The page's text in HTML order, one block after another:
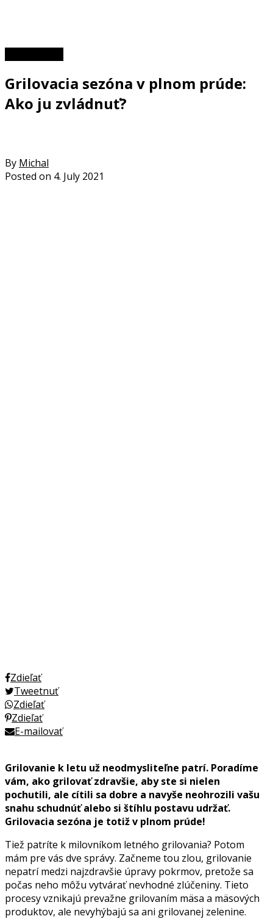
Grilovacia sezóna v plnom prúde:
Ako ju zvládnuť?
By Michal
Posted on 4. July 2021
Zdieľať
Tweetnuť
Zdieľať
Zdieľať
E-mailovať
Grilovanie k letu už neodmysliteľne patrí. Poradíme
vám, ako grilovať zdravšie, aby ste si nielen
pochutili, ale cítili sa dobre a navyše neohrozili vašu
snahu schudnúť alebo si štíhlu postavu udržať.
Grilovacia sezóna je totiž v plnom prúde!
Tiež patríte k milovníkom letného grilovania? Potom
mám pre vás dve správy. Začneme tou zlou, grilovanie
nepatrí medzi najzdravšie úpravy pokrmov, pretože sa
počas neho môžu vytvárať nevhodné zlúčeniny. Tieto
procesy vznikajú prevažne grilovaním mäsa a mäsových
produktov, ale nevyhýbajú sa ani grilovanej zelenine.